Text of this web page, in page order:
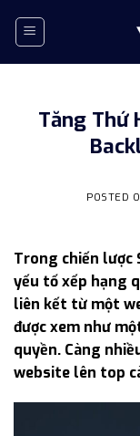
Tăng Thứ
POSTED
Trong chiến lược
yếu tố xếp hạng
liên kết từ một
được xem như
quyền. Càng
website lên top